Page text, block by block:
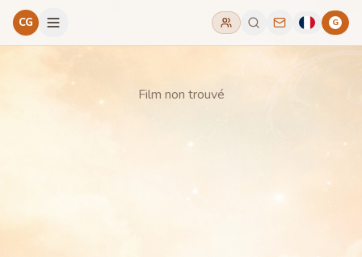
CG G
Film non trouvé